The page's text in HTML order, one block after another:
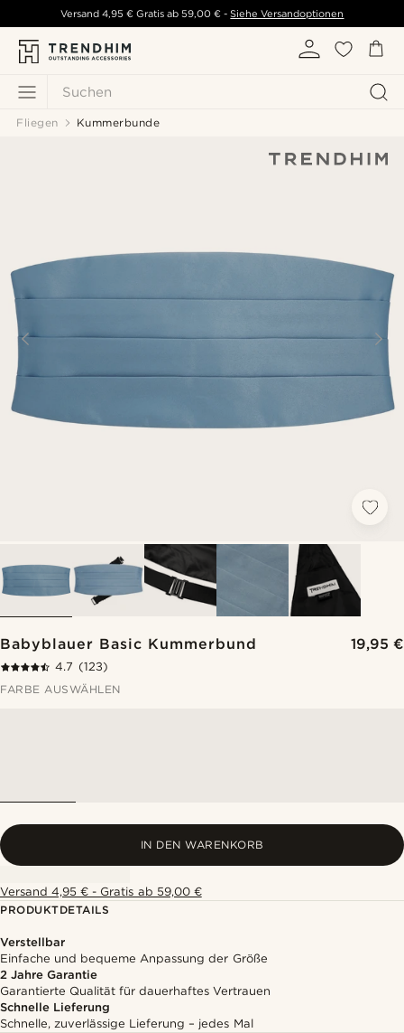
Suchen
Versand 4,95 € Gratis ab59,00 € - Siehe Versandoptionen
Fliegen Kummerbunde
Babyblauer Basic Kummerbund 19,95 €
4.7 (123)
FARBE AUSWÄHLEN
IN DEN WARENKORB
Versand 4,95 € - Gratis ab 59,00 €
PRODUKTDETAILS
Verstellbar
Einfache und bequeme Anpassung der Größe
2 Jahre Garantie
Garantierte Qualität für dauerhaftes Vertrauen
Schnelle Lieferung
Schnelle, zuverlässige Lieferung – jedes Mal